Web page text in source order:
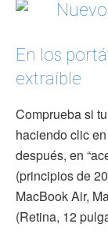
En los
extraíble
Comprueba si
haciendo clic
después, en
(principios de
MacBook Air,
(Retina, 12